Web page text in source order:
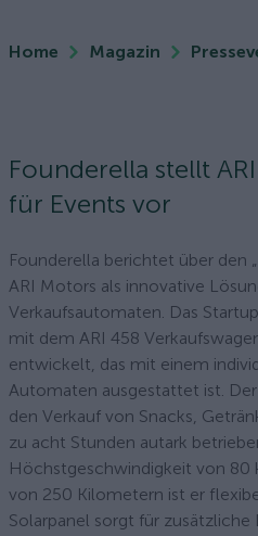
Home Magazin
Founderella stellt ARI
für Events vor
Founderella berichtet über den
ARI Motors als innovative
Verkaufsautomaten. Das
mit dem ARI 458
entwickelt, das mit einem
Automaten ausgestattet ist.
den Verkauf von Snacks,
zu acht Stunden autark
Höchstgeschwindigkeit von 80
von 250 Kilometern ist er
Solarpanel sorgt für zusätzliche